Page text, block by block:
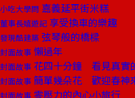
小吃大學問 嘉義延平街米糕
董事長嬉遊記 享受換車的樂趣
發現酷建築 弦琴般的橋樑
封面故事 懶過年
封面故事 花四十分鐘 看見真實
封面故事 簡單幾朵花 歡迎春神
封面故事 零壓力的內心小旅行